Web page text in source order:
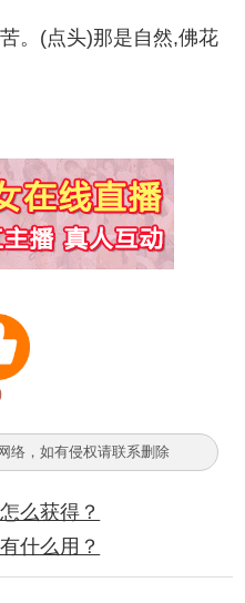
。(点头)那是自然,佛花
络，如有侵权请联系删除
么获得？
什么用？